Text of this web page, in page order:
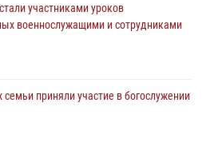
участниками уроков
военнослужащими и сотрудниками
семьи приняли участие в богослужении